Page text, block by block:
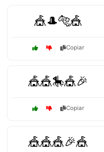
🎪🎩🐅🎪
Copiar
🎪🎪🎠🎪🎉
Copiar
🎪🎪🎪🎉🎪